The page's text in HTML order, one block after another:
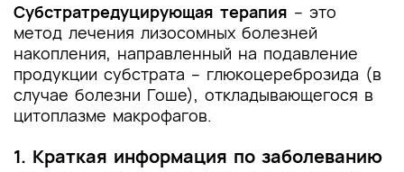
Приложение А2. Методология разработки
клинических рекомендаций
Приложение А3. Справочные материалы,
включая соответствие показаний к
применению и противопоказаний, способов
применения и доз лекарственных препаратов,
инструкции по применению лекарственного
Субстратредуцирующая терапия – это
метод лечения лизосомных болезней
накопления, направленный на подавление
продукции субстрата – глюкоцереброзида (в
случае болезни Гоше), откладывающегося в
цитоплазме макрофагов.
1. Краткая информация по заболеванию